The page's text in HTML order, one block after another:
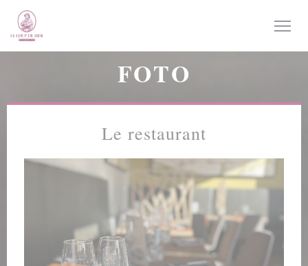
FOTO
Le restaurant